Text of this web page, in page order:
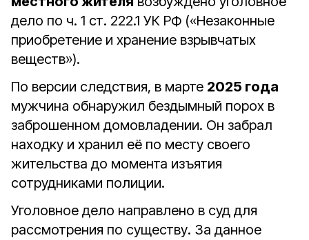
дело по ч. 1 ст. 222.1 УК РФ («Незаконные
приобретение и хранение взрывчатых
веществ»).
По версии следствия, в марте 2025 года
мужчина обнаружил бездымный порох в
заброшенном домовладении. Он забрал
находку и хранил её по месту своего
жительства до момента изъятия
сотрудниками полиции.
Уголовное дело направлено в суд для
рассмотрения по существу. За данное